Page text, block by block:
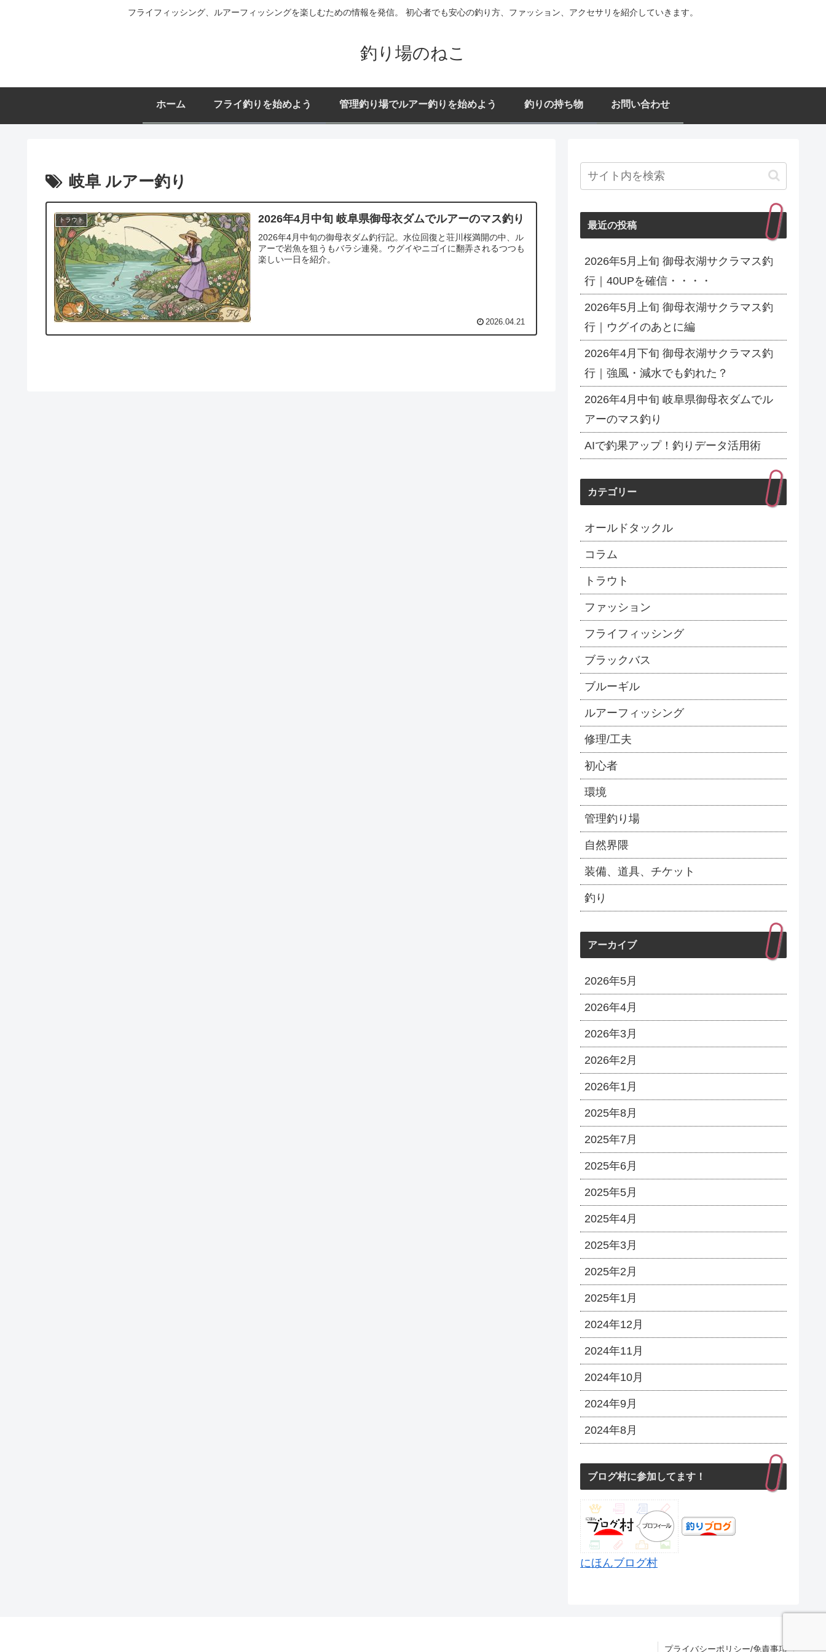
フライフィッシング、ルアーフィッシングを楽しむための情報を発信。 初心者でも安心の釣り方、ファッション、アクセサリを紹介していきます。
釣り場のねこ
ホーム フライ釣りを始めよう 管理釣り場でルアー釣りを始めよう 釣りの持ち物 お問い合わせ
岐阜 ルアー釣り
トラウト 2026年4月中旬 岐阜県御母衣ダムでルアーのマス釣り
2026年4月中旬の御母衣ダム釣行記。水位回復と荘川桜満開の中、ル
アーで岩魚を狙うもバラシ連発。ウグイやニゴイに翻弄されるつつも
楽しい一日を紹介。
2026.04.21
最近の投稿
2026年5月上旬 御母衣湖サクラマス釣
行｜40UPを確信・・・・
2026年5月上旬 御母衣湖サクラマス釣
行｜ウグイのあとに編
2026年4月下旬 御母衣湖サクラマス釣
行｜強風・減水でも釣れた？
2026年4月中旬 岐阜県御母衣ダムでル
アーのマス釣り
AIで釣果アップ！釣りデータ活用術
カテゴリー
オールドタックル
コラム
トラウト
ファッション
フライフィッシング
ブラックバス
ブルーギル
ルアーフィッシング
修理/工夫
初心者
環境
管理釣り場
自然界隈
装備、道具、チケット
釣り
アーカイブ
2026年5月
2026年4月
2026年3月
2026年2月
2026年1月
2025年8月
2025年7月
2025年6月
2025年5月
2025年4月
2025年3月
2025年2月
2025年1月
2024年12月
2024年11月
2024年10月
2024年9月
2024年8月
ブログ村に参加してます！
にほんブログ村
プライバシーポリシー/免責事項